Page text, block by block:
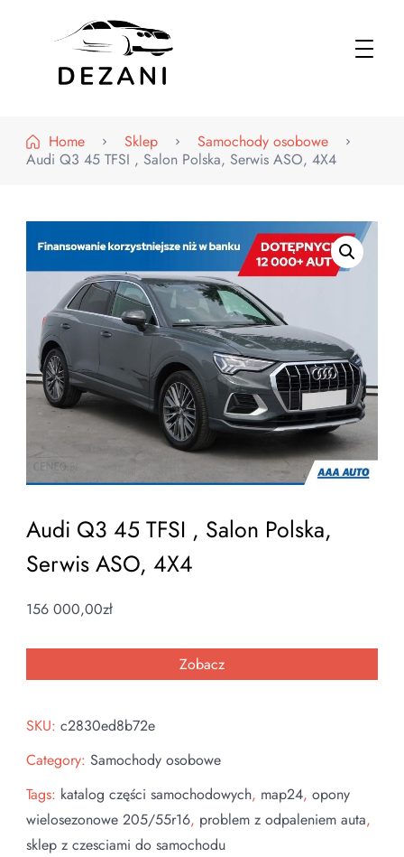
Home
Sklep
Samochody osobowe
Audi Q3 45 TFSI , Salon Polska, Serwis ASO, 4X4
Audi Q3 45 TFSI , Salon Polska,
Serwis ASO, 4X4
156 000,00zł
Zobacz
SKU: c2830ed8b72e
Category: Samochody osobowe
Tags: katalog części samochodowych, map24, opony
wielosezonowe 205/55r16, problem z odpaleniem auta,
sklep z czesciami do samochodu